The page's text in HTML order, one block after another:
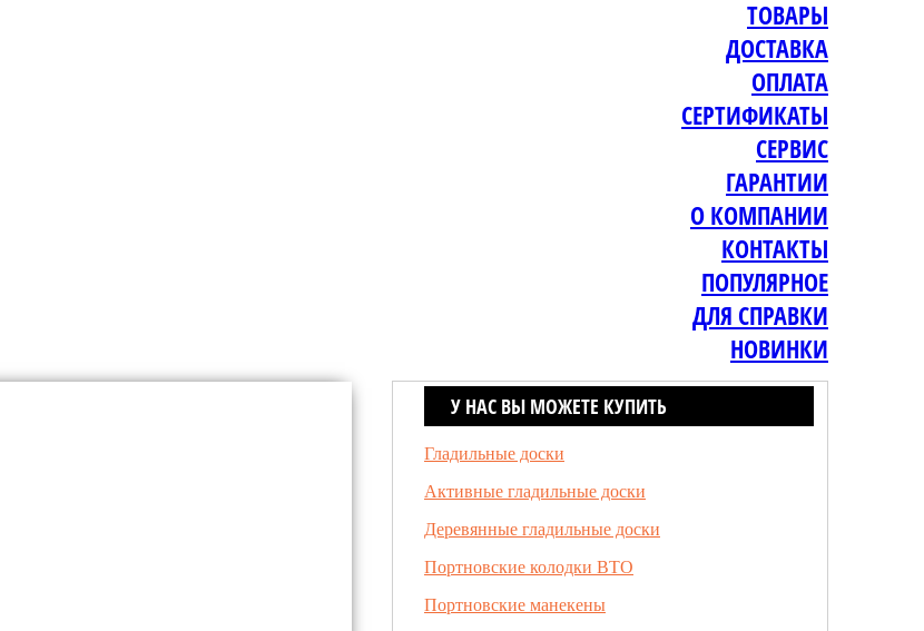
ТОВАРЫ
ДОСТАВКА
ОПЛАТА
СЕРТИФИКАТЫ
СЕРВИС
ГАРАНТИИ
О КОМПАНИИ
КОНТАКТЫ
ПОПУЛЯРНОЕ
ДЛЯ СПРАВКИ
НОВИНКИ
У НАС ВЫ МОЖЕТЕ КУПИТЬ
Гладильные доски
Активные гладильные доски
Деревянные гладильные доски
Портновские колодки ВТО
Портновские манекены